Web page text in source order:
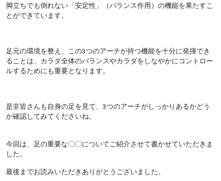
脚立ちでも倒れない「安定性」（バランス作用）の機能を果たすこ
とができています。
足元の環境を整え、この3つのアーチが持つ機能を十分に発揮でき
ることは、カラダ全体のバランスやカラダをしなやかにコントロー
ルするためにも重要となります。
是非皆さんも自身の足を見て、3つのアーチがしっかりあるかどう
か確認してみてくださいね。
今回は、足の重要な〇〇についてご紹介させて書かせていただきま
した。
最後までお読みいただきありがとうございました。